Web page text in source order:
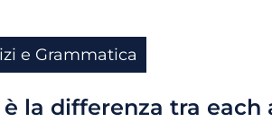
e Grammatica
è la differenza tra each